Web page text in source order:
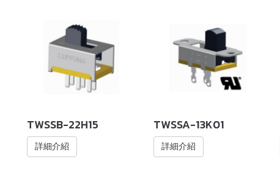
TWSSB-22H15
詳細介紹
TWSSA-13K01
詳細介紹